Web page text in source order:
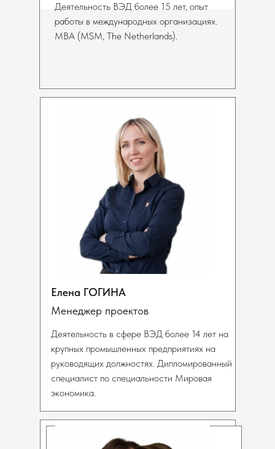
Елена ГОГИНА
Менеджер проектов
Деятельность в сфере ВЭД более 14 лет на
крупных промышленных предприятиях на
руководящих должностях. Дипломированный
специалист по специальности Мировая
экономика.
Деятельность ВЭД более 15 лет, опыт
работы в международных организациях.
MBA (MSM, The Netherlands).